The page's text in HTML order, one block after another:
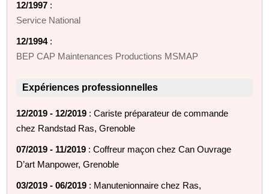
12/1997 :
Service National
12/1994:
BEP CAP Maintenances Productions MSMAP
Expériences professionnelles
12/2019 - 12/2019 : Cariste préparateur de commande
chez Randstad Ras, Grenoble
07/2019 - 11/2019 : Coffreur maçon chez Can Ouvrage
D’art Manpower, Grenoble
03/2019 - 06/2019 : Manutenionnaire chez Ras,